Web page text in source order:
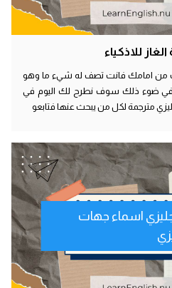
من امامك فانت تصف له شيء ما وهو
ضوء ذلك سوف نطرح لك اليوم في
مترجمة لكل من يبحث عنها فتابعو
اسماء جهات